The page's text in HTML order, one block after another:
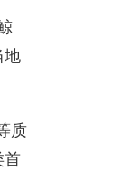
地
质
首